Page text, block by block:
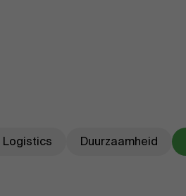
Logistics Duurzaamheid